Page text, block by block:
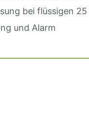
bei flüssigen
und Alarm